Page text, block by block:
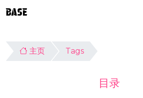
BASE
主页 Tags
目录